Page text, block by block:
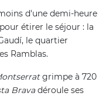
d'une demi-heure
étirer le séjour : la
le quartier
Ramblas.
grimpe à 720
Bravadéroule ses